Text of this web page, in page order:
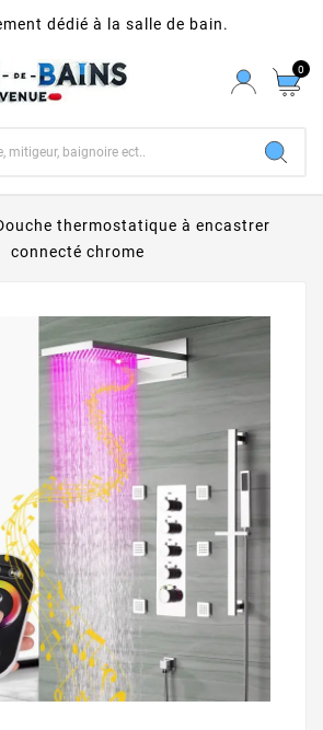
dédié à la salle de bain.
0
thermostatique à encastrer
connecté chrome